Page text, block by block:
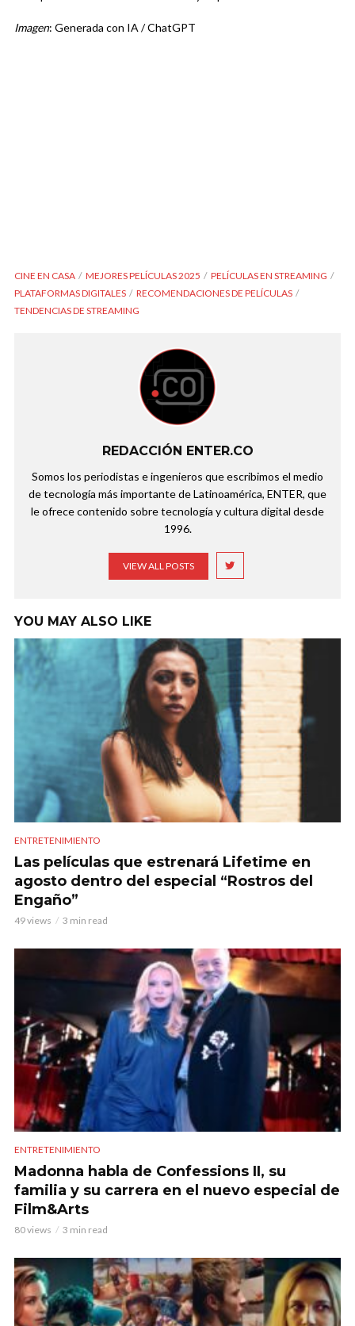
Imagen: Generada con IA / ChatGPT
CINE EN CASA MEJORES PELÍCULAS 2025
PELÍCULAS EN STREAMING
PLATAFORMAS DIGITALES
RECOMENDACIONES DE PELÍCULAS
TENDENCIAS DE STREAMING
REDACCIÓN ENTER.CO
Somos los periodistas e ingenieros que escribimos el medio
de tecnología más importante de Latinoamérica, ENTER, que
le ofrece contenido sobre tecnología y cultura digital desde
1996.
VIEW ALL POSTS
YOU MAY ALSO LIKE
ENTRETENIMIENTO
Las películas que estrenará Lifetime en
agosto dentro del especial “Rostros del
Engaño”
49 views 3 min read
ENTRETENIMIENTO
Madonna habla de Confessions II, su
familia y su carrera en el nuevo especial de
Film&Arts
80 views 3 min read